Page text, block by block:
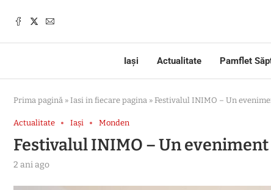
Iași Actualitate Pamflet
Prima pagină » Iasi in fiecare pagina » Festivalul INIMO – Un
Actualitate Iași Monden
Festivalul INIMO – Un
2 ani ago